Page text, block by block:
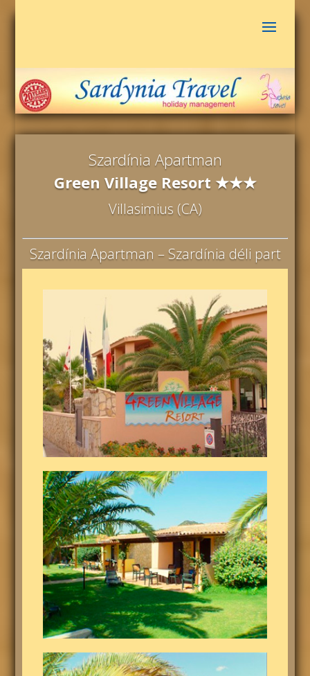
Szardínia Apartman
Green Village Resort ★★★
Villasimius (CA)
Szardínia Apartman – Szardínia déli part